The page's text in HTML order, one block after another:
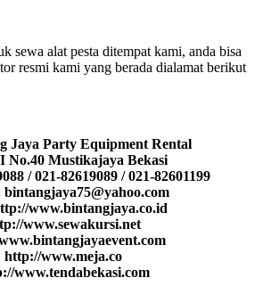
sewa alat pesta ditempat kami, anda bisa
resmi kami yang berada dialamat berikut
Jaya Party Equipment Rental
No.40 Mustikajaya Bekasi
/ 021-82619089 / 021-82601199
bintangjaya75@yahoo.com
www.bintangjaya.co.id
www.sewakursi.net
http://www.meja.co
www.tendabekasi.com